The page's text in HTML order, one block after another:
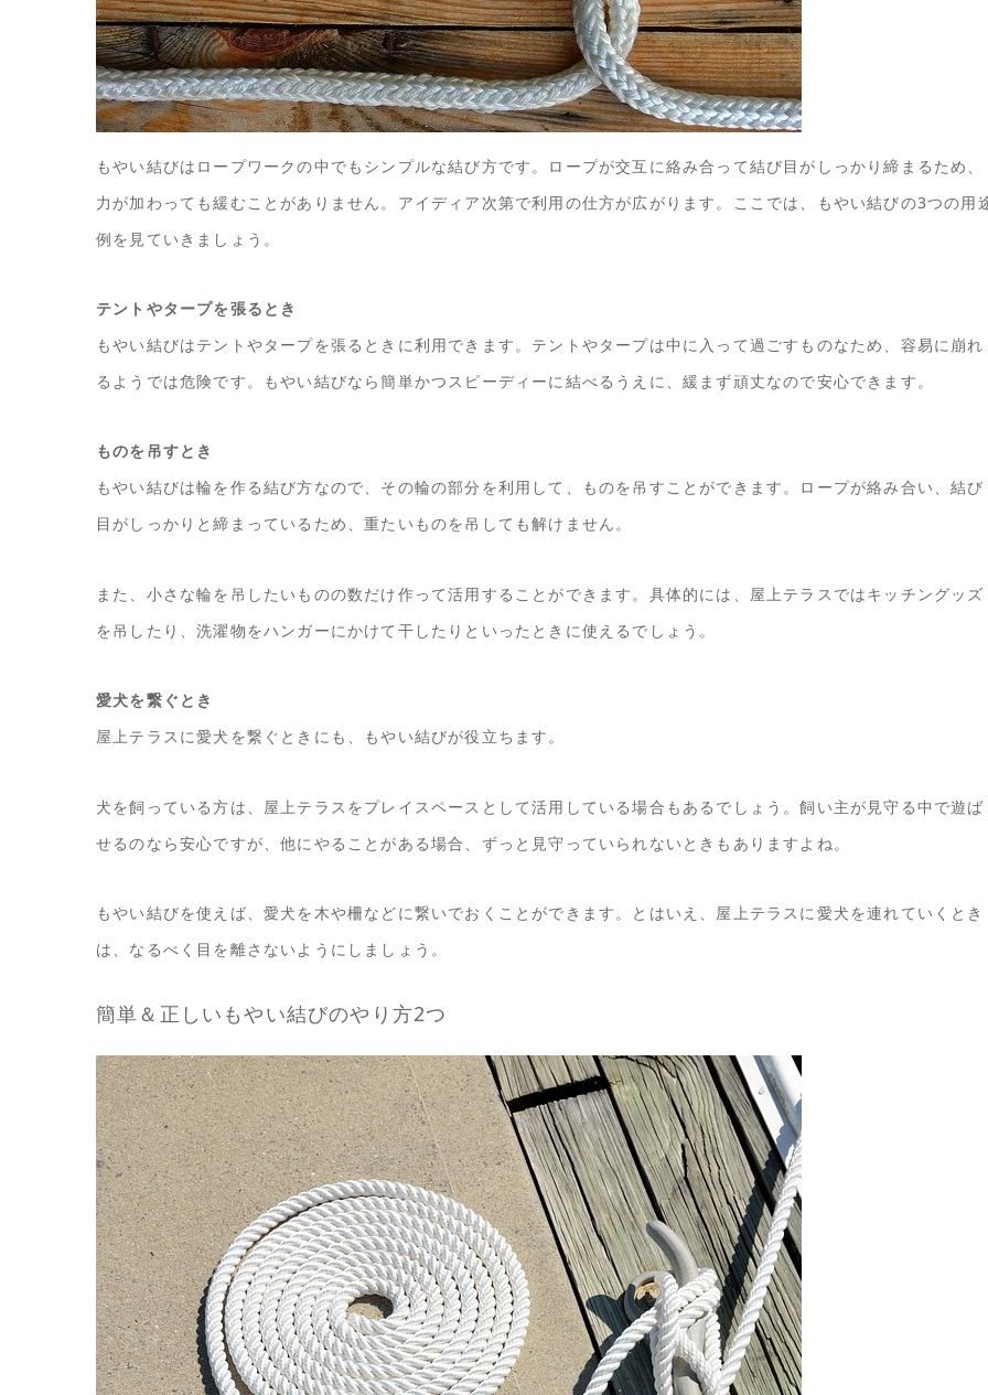
もやい結びはロープワークの中でもシンプルな結び方です。ロープが交互に絡み合って結び目がしっかり締まるため、
力が加わっても緩むことがありません。アイディア次第で利用の仕方が広がります。ここでは、もやい結びの3つの用
例を見ていきましょう。
テントやタープを張るとき
もやい結びはテントやタープを張るときに利用できます。テントやタープは中に入って過ごすものなため、容易に崩れ
るようでは危険です。もやい結びなら簡単かつスピーディーに結べるうえに、緩まず頑丈なので安心できます。
ものを吊すとき
もやい結びは輪を作る結び方なので、その輪の部分を利用して、ものを吊すことができます。ロープが絡み合い、結び
目がしっかりと締まっているため、重たいものを吊しても解けません。
また、小さな輪を吊したいものの数だけ作って活用することができます。具体的には、屋上テラスではキッチングッズ
を吊したり、洗濯物をハンガーにかけて干したりといったときに使えるでしょう。
愛犬を繋ぐとき
屋上テラスに愛犬を繋ぐときにも、もやい結びが役立ちます。
犬を飼っている方は、屋上テラスをプレイスペースとして活用している場合もあるでしょう。飼い主が見守る中で遊ば
せるのなら安心ですが、他にやることがある場合、ずっと見守っていられないときもありますよね。
もやい結びを使えば、愛犬を木や柵などに繋いでおくことができます。とはいえ、屋上テラスに愛犬を連れていくとき
は、なるべく目を離さないようにしましょう。
簡単＆正しいもやい結びのやり方2つ